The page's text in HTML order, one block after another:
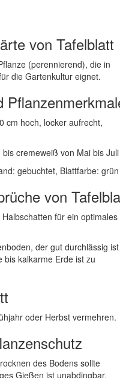
von Tafelblatt
(perennierend), die in
die Gartenkultur eignet.
cm hoch, locker aufrecht,
cremeweiß von Mai bis Juli
gebuchtet, Blattfarbe: grün
von
für ein optimales
der gut durchlässig ist
bis kalkarme Erde ist zu
oder Herbst vermehren.
des Bodens sollte
Gießen ist unabdingbar.